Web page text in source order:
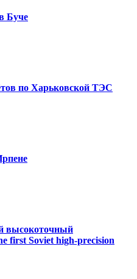
Буче
по Харьковской ТЭС
высокоточный
first Soviet high-precision